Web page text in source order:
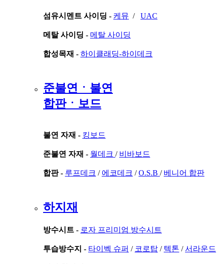
섬유시멘트 사이딩 - 케뮤 / UAC
메탈 사이딩 - 메탈 사이딩
합성목재 - 하이클래딩-하이데크
준불연ㆍ불연
합판ㆍ보드
불연 자재 - 킹보드
준불연 자재 - 월데크 / 비바보드
합판 - 루프데크 / 에코데크 /O.S.B / 베니어 합판
하지재
방수시트 - 로자 프리미엄 방수시트
투습방수지 - 타이벡 슈퍼 / 코로탑 / 텍톤 /서라운드